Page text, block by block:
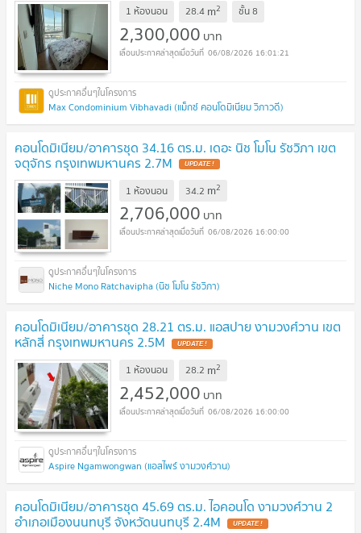
1 ห้องนอน 28.4 m2 ชั้น8
2,300,000 บาท
06/08/2026 16:01:21
Max Condominium Vibhavadi (แม็กซ์ คอนโดมิเนียม วิภาวดี)
คอนโดมิเนียม/อาคารชุด 34.16 ตร.ม. เดอะ นิช โมโน รัชวิภา เขต
จตุจักร กรุงเทพมหานคร 2.7M UPDATE !
1 ห้องนอน 34.2 m2
2,706,000 บาท
06/08/2026 16:00:00
Niche Mono Ratchavipha (นิช โมโน รัชวิภา)
คอนโดมิเนียม/อาคารชุด 28.21 ตร.ม. แอสปาย งามวงศ์วาน เขต
หลักสี่ กรุงเทพมหานคร 2.5M UPDATE !
1 ห้องนอน 28.2 m2
2,452,000 บาท
06/08/2026 16:00:00
Aspire Ngamwongwan (แอสไพร์ งามวงศ์วาน)
คอนโดมิเนียม/อาคารชุด 45.69 ตร.ม. ไอคอนโด งามวงศ์วาน 2
อำเภอเมืองนนทบุรี จังหวัดนนทบุรี 2.4M UPDATE !